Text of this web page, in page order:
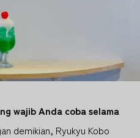
wajib Anda coba selama
demikian, Ryukyu Kobo